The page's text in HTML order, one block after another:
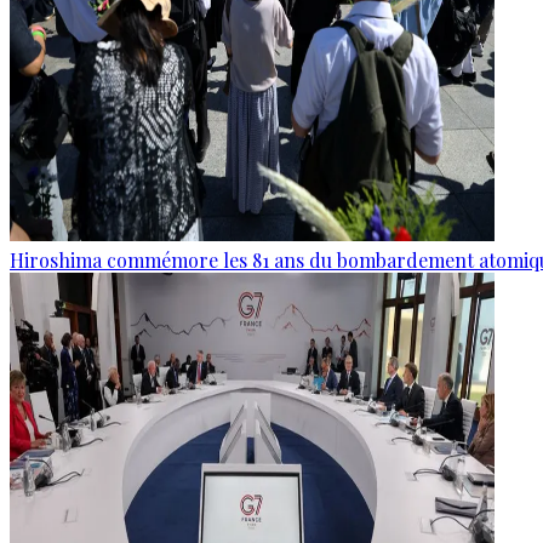
Hiroshima commémore les 81 ans du bombardement